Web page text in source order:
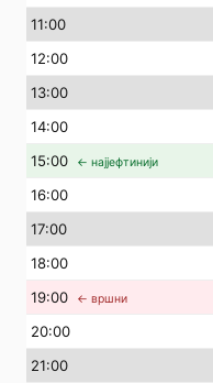
11:00
12:00
13:00
14:00
15:00 ← најјефтинији
16:00
17:00
18:00
19:00 ← вршни
20:00
21:00